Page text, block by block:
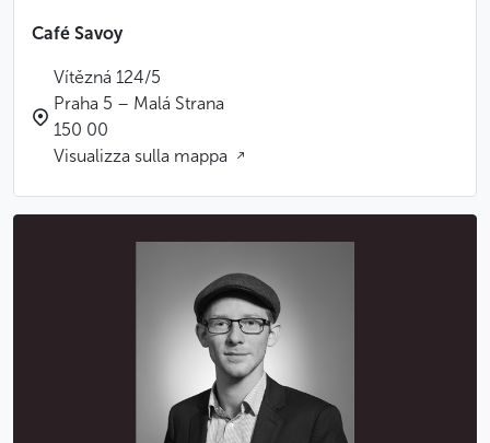
Café Savoy
Vítězná 124/5
Praha 5 – Malá Strana
150 00
Visualizza sulla mappa